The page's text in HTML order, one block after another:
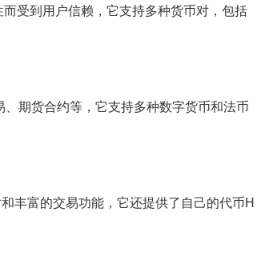
受到用户信赖，它支持多种货币对，包括
期货合约等，它支持多种数字货币和法币
丰富的交易功能，它还提供了自己的代币H